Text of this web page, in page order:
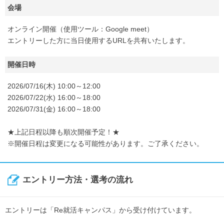
会場
オンライン開催（使用ツール：Google meet）
エントリーした方に当日使用するURLを共有いたします。
開催日時
2026/07/16(木) 10:00～12:00
2026/07/22(水) 16:00～18:00
2026/07/31(金) 16:00～18:00
★上記日程以降も順次開催予定！★
※開催日程は変更になる可能性があります。ご了承ください。
エントリー方法・選考の流れ
エントリーは「Re就活キャンパス」から受け付けています。